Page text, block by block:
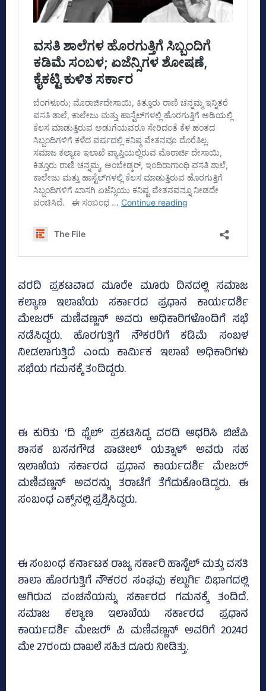
ವರದಿ ಪ್ರಕಟವಾದ ಮೂರೇ ಮೂರು ದಿನದಲ್ಲಿ ಸಮಾಜ
ಕಲ್ಯಾಣ ಇಲಾಖೆಯ ಸರ್ಕಾರದ ಪ್ರಧಾನ ಕಾರ್ಯದರ್ಶಿ
ಮೇಜರ್‍‌ ಮಣಿವಣ್ಣನ್‌ ಅವರು ಅಧಿಕಾರಿಗಳೊಂದಿಗೆ ಸಭೆ
ನಡೆಸಿದ್ದರು. ಹೊರಗುತ್ತಿಗೆ ನೌಕರರಿಗೆ ಕಡಿಮೆ ಸಂಬಳ
ನೀಡಲಾಗುತ್ತಿದೆ ಎಂದು ಕಾರ್ಮಿಕ ಇಲಾಖೆ ಅಧಿಕಾರಿಗಳು
ಸಭೆಯ ಗಮನಕ್ಕೆ ತಂದಿದ್ದರು.
ಈ ಕುರಿತು ‘ದಿ ಫೈಲ್‌’ ಪ್ರಕಟಿಸಿದ್ದ ವರದಿ ಆಧರಿಸಿ ಬಿಜೆಪಿ
ಶಾಸಕ ಬಸನಗೌಡ ಪಾಟೀಲ್‌ ಯತ್ನಾಳ್‌ ಅವರು ಸಹ
ಇಲಾಖೆಯ ಸರ್ಕಾರದ ಪ್ರಧಾನ ಕಾರ್ಯದರ್ಶಿ ಮೇಜರ್‍‌
ಮಣಿವಣ್ಣನ್‌ ಅವರನ್ನು ತರಾಟೆಗೆ ತೆಗೆದುಕೊಂಡಿದ್ದರು. ಈ
ಸಂಬಂಧ ಎಕ್ಸ್‌ನಲ್ಲಿ ಪ್ರಶ್ನಿಸಿದ್ದರು.
ಈ ಸಂಬಂಧ ಕರ್ನಾಟಕ ರಾಜ್ಯ ಸರ್ಕಾರಿ ಹಾಸ್ಟೆಲ್‌ ಮತ್ತು ವಸತಿ
ಶಾಲಾ ಹೊರಗುತ್ತಿಗೆ ನೌಕರರ ಸಂಘವು ಕಲ್ಬುರ್ಗಿ ವಿಭಾಗದಲ್ಲಿ
ಆಗಿರುವ ವಂಚನೆಯನ್ನು ಸರ್ಕಾರದ ಗಮನಕ್ಕೆ ತಂದಿದೆ.
ಸಮಾಜ ಕಲ್ಯಾಣ ಇಲಾಖೆಯ ಸರ್ಕಾರದ ಪ್ರಧಾನ
ಕಾರ್ಯದರ್ಶಿ ಮೇಜರ್‍‌ ಪಿ ಮಣಿವಣ್ಣನ್‌ ಅವರಿಗೆ 2024ರ
ಮೇ 27ರಂದು ದಾಖಲೆ ಸಹಿತ ದೂರು ನೀಡಿತ್ತು.